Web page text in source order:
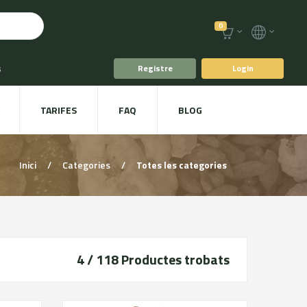
0
i Te
Plat a taula
Registre Login
TARIFES FAQ BLOG
Inici / Categories / Totes les categories
4 / 118Productes trobats